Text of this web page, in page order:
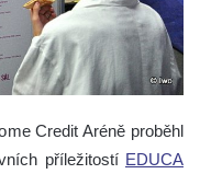
Credit Aréně proběhl
příležitostí EDUCA